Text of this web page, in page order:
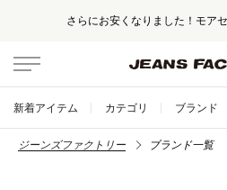
さらにお安くなりました！モア
新着アイテム カテゴリ ブランド
ジーンズファクトリー ブランド一覧